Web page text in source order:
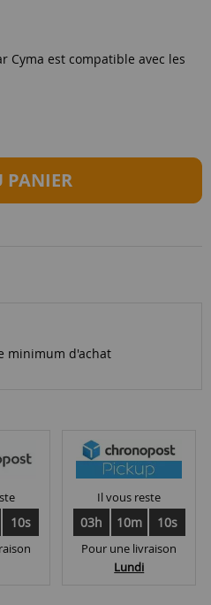
Cyma est compatible avec les
PANIER
minimum d'achat
10s
Il vous reste
03h 10m 10s
Pour une livraison
Lundi